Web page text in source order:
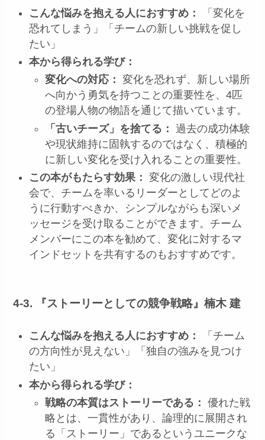
こんな悩みを抱える人におすすめ：
「変化を
恐れてしまう」「チームの新しい挑戦を促し
たい」
本から得られる学び：
変化への対応： 変化を恐れず、新しい場所
へ向かう勇気を持つことの重要性を、4匹
の登場人物の物語を通じて描いています。
「古いチーズ」を捨てる： 過去の成功体験
や現状維持に固執するのではなく、積極的
に新しい変化を受け入れることの重要性。
この本がもたらす効果： 変化の激しい現代社
会で、チームを率いるリーダーとしてどのよ
うに行動すべきか、シンプルながらも深いメ
ッセージを受け取ることができます。チーム
メンバーにこの本を勧めて、変化に対するマ
インドセットを共有するのもおすすめです。
4-3. 『ストーリーとしての競争戦略』楠木 建
こんな悩みを抱える人におすすめ：
「チーム
の方向性が見えない」「独自の強みを見つけ
たい」
本から得られる学び：
戦略の本質はストーリーである： 優れた戦
略とは、一貫性があり、論理的に展開され
る「ストーリー」であるというユニークな